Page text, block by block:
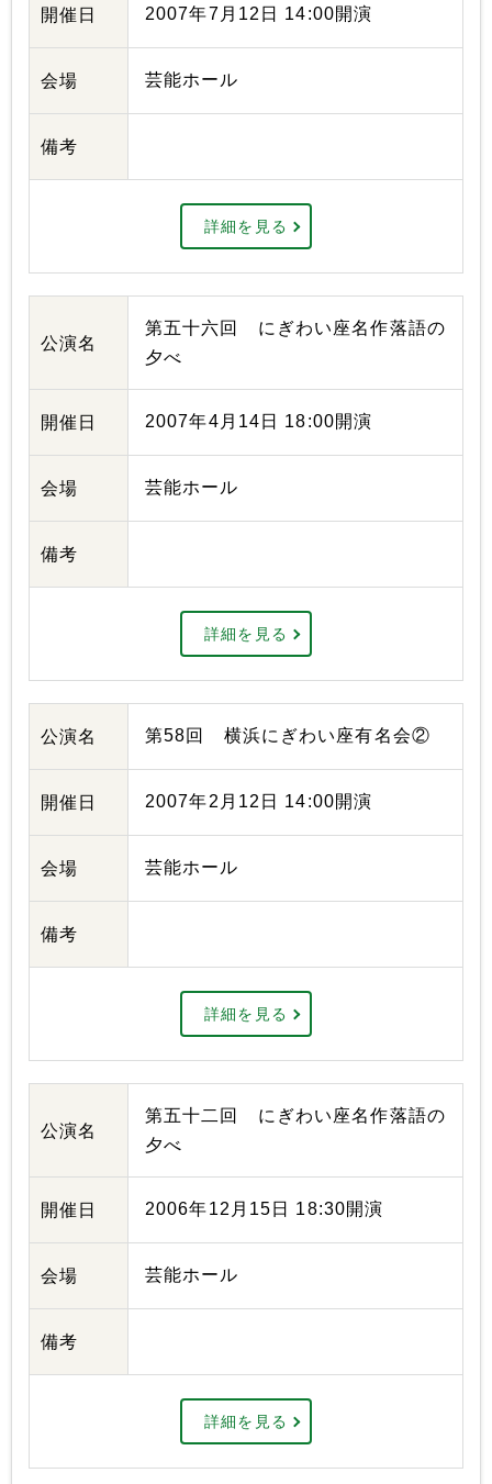
開催日 2007年7月12日 14:00開演
会場 芸能ホール
備考
詳細を見る
公演名
第五十六回 にぎわい座名作落語の
夕べ
開催日 2007年4月14日 18:00開演
会場 芸能ホール
備考
詳細を見る
公演名 第58回 横浜にぎわい座有名会②
開催日 2007年2月12日 14:00開演
会場 芸能ホール
備考
詳細を見る
公演名
第五十二回 にぎわい座名作落語の
夕べ
開催日 2006年12月15日 18:30開演
会場 芸能ホール
備考
詳細を見る